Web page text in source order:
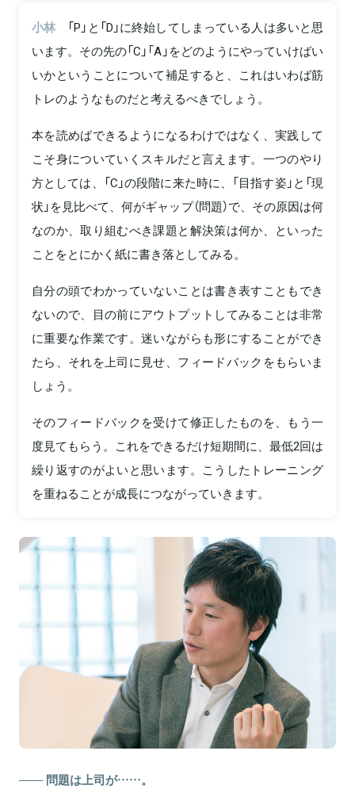
小林
「P」と「D」に終始してしまっている人は多いと思
います。その先の「C」「A」をどのようにやっていけばい
いかということについて補足すると、これはいわば筋
トレのようなものだと考えるべきでしょう。
本を読めばできるようになるわけではなく、実践して
こそ身についていくスキルだと言えます。一つのやり
方としては、「C」の段階に来た時に、「目指す姿」と「現
状」を見比べて、何がギャップ（問題）で、その原因は何
なのか、取り組むべき課題と解決策は何か、といった
ことをとにかく紙に書き落としてみる。
自分の頭でわかっていないことは書き表すこともでき
ないので、目の前にアウトプットしてみることは非常
に重要な作業です。迷いながらも形にすることができ
たら、それを上司に見せ、フィードバックをもらいま
しょう。
そのフィードバックを受けて修正したものを、もう一
度見てもらう。これをできるだけ短期間に、最低2回は
繰り返すのがよいと思います。こうしたトレーニング
を重ねることが成長につながっていきます。
問題は上司が……。